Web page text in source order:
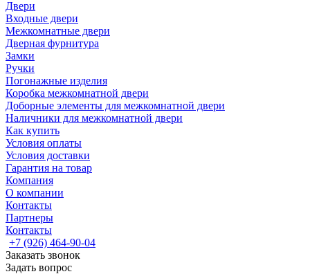
Двери
Входные двери
Межкомнатные двери
Дверная фурнитура
Замки
Ручки
Погонажные изделия
Коробка межкомнатной двери
Доборные элементы для межкомнатной двери
Наличники для межкомнатной двери
Как купить
Условия оплаты
Условия доставки
Гарантия на товар
Компания
О компании
Контакты
Партнеры
Контакты
+7 (926) 464-90-04
Заказать звонок
Задать вопрос